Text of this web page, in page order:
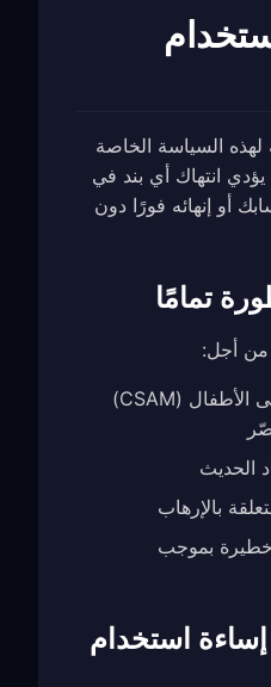
السياسة الخاصة
يؤدي انتهاك أي بند في
أو إنهائه فورًا دون
من أجل:
مواد الاعتداء الجنسي على الأطفال (CSAM)
الحديث
بالإرهاب
بموجب
إساءة استخدام